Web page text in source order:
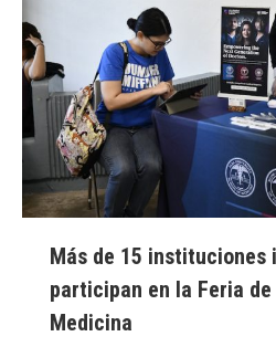
Más de 15 instituciones
participan en la Feria
Medicina